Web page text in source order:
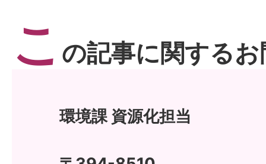
こ の記事に関する
環境課 資源化担当